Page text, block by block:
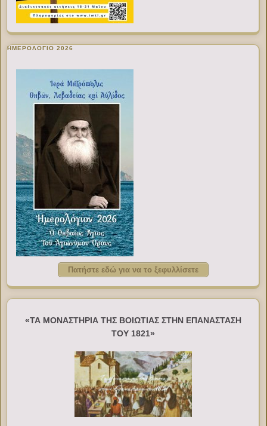
ΗΜΕΡΟΛΟΓΙΟ 2026
Πατήστε εδώ για να το ξεφυλλίσετε
«ΤΑ ΜΟΝΑΣΤΗΡΙΑ ΤΗΣ ΒΟΙΩΤΙΑΣ ΣΤΗΝ ΕΠΑΝΑΣΤΑΣΗ
ΤΟΥ 1821»